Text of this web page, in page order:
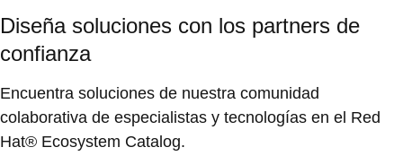
Diseña soluciones con los partners de
confianza
Encuentra soluciones de nuestra comunidad
colaborativa de especialistas y tecnologías en el Red
Hat® Ecosystem Catalog.